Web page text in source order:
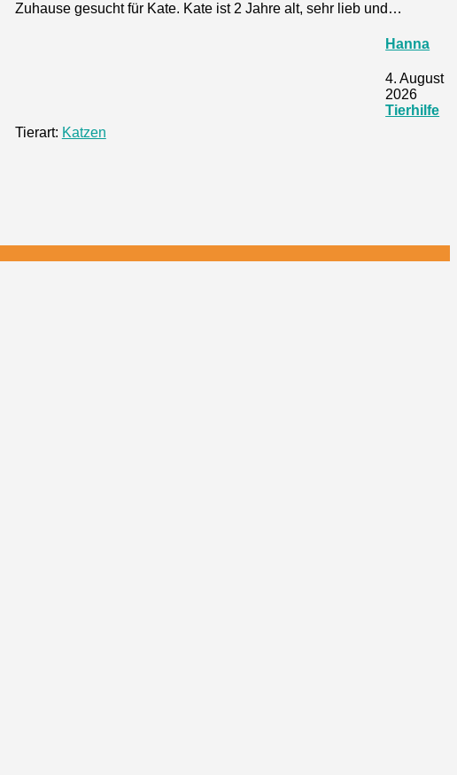
Zuhause gesucht für Kate. Kate ist 2 Jahre alt, sehr lieb und…
Tierart: Katzen
Hanna
4. August
2026
Tierhilfe